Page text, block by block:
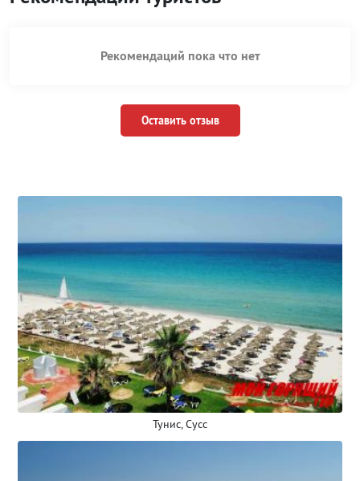
Рекомендаций пока что нет
Оставить отзыв
Тунис, Сусс